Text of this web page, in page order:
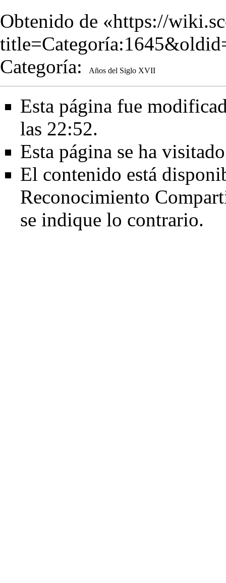
Obtenido de «https://
Categoría: Años del Siglo XVII
Esta página fue
las 22:52.
Esta página se ha
El contenido está
Reconocimiento
se indique lo contrario.